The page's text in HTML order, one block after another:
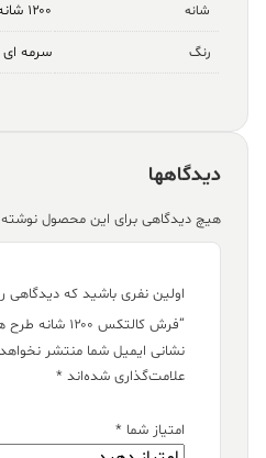
شانه ۱۲۰۰ شانه
رنگ سرمه ای
دیدگاهها
هیچ دیدگاهی برای این محصول
اولین نفری باشید که دیدگاهی
“فرش کالتکس ۱۲۰۰ شانه طرح هستی سرمه‌ای”
نشانی ایمیل شما منتشر
علامت‌گذاری شده‌اند *
امتیاز شما *